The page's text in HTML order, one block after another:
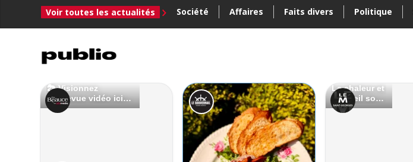
Voir toutes les actualités Société Affaires Faits divers Politique